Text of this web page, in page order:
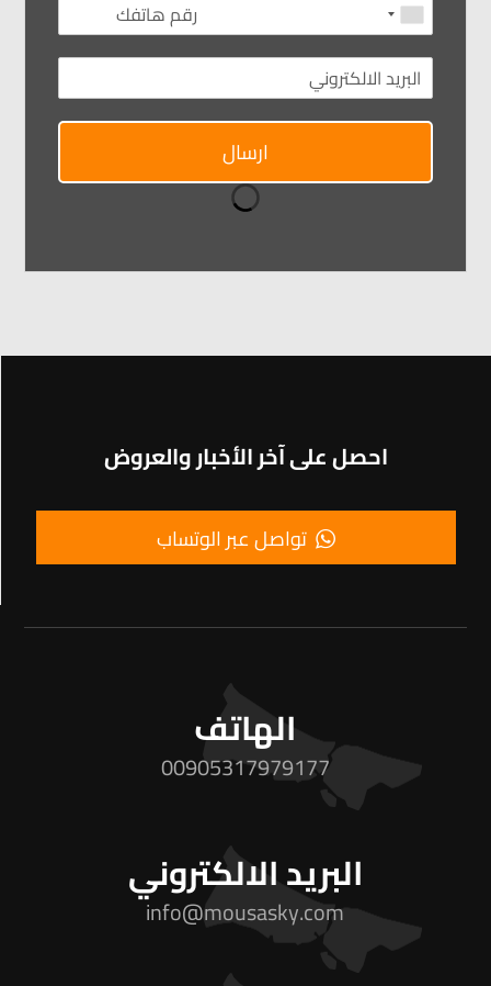
ارسال
احصل على آخر الأخبار والعروض
تواصل عبر الوتساب
الهاتف
00905317979177
البريد الالكتروني
info@mousasky.com